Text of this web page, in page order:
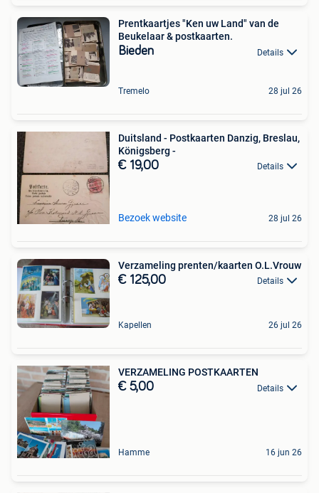
Prentkaartjes "Ken uw Land" van de
Beukelaar & postkaarten.
Bieden Details
Tremelo 28 jul 26
Duitsland - Postkaarten Danzig, Breslau,
Königsberg -
€ 19,00 Details
Bezoek website 28 jul 26
Verzameling prenten/kaarten O.L.Vrouw
€ 125,00 Details
Kapellen 26 jul 26
VERZAMELING POSTKAARTEN
€ 5,00 Details
Hamme 16 jun 26